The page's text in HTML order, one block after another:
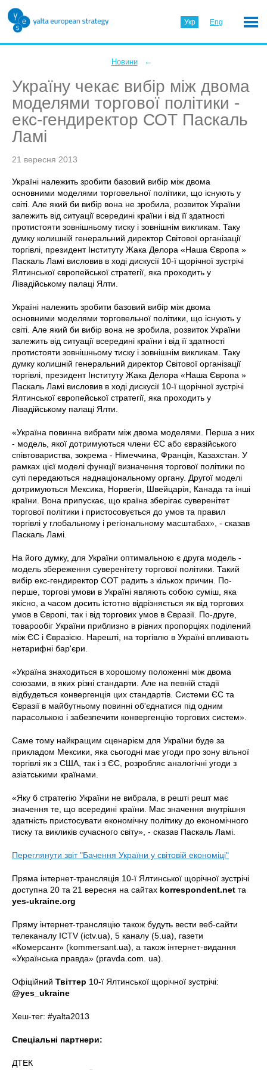
Укр Eng
Новини ←
Україну чекає вибір між двома
моделями торгової політики -
екс-гендиректор СОТ Паскаль
Ламі
21 вересня 2013
Україні належить зробити базовий вибір між двома
основними моделями торговельної політики, що існують у
світі. Але який би вибір вона не зробила, розвиток України
залежить від ситуації всередині країни і від її здатності
протистояти зовнішньому тиску і зовнішнім викликам. Таку
думку колишній генеральний директор Світової організації
торгівлі, президент Інституту Жака Делора «Наша Європа »
Паскаль Ламі висловив в ході дискусії 10-ї щорічної зустрічі
Ялтинської європейської стратегії, яка проходить у
Лівадійському палаці Ялти.
Україні належить зробити базовий вибір між двома
основними моделями торговельної політики, що існують у
світі. Але який би вибір вона не зробила, розвиток України
залежить від ситуації всередині країни і від її здатності
протистояти зовнішньому тиску і зовнішнім викликам. Таку
думку колишній генеральний директор Світової організації
торгівлі, президент Інституту Жака Делора «Наша Європа »
Паскаль Ламі висловив в ході дискусії 10-ї щорічної зустрічі
Ялтинської європейської стратегії, яка проходить у
Лівадійському палаці Ялти.
«Україна повинна вибрати між двома моделями. Перша з них
- модель, якої дотримуються члени ЄС або євразійського
співтовариства, зокрема - Німеччина, Франція, Казахстан. У
рамках цієї моделі функції визначення торгової політики по
суті передаються наднаціональному органу. Другої моделі
дотримуються Мексика, Норвегія, Швейцарія, Канада та інші
країни. Вона припускає, що країна зберігає суверенітет
торгової політики і пристосовується до умов та правил
торгівлі у глобальному і регіональному масштабах», - сказав
Паскаль Ламі.
На його думку, для України оптимальною є друга модель -
модель збереження суверенітету торгової політики. Такий
вибір екс-гендиректор СОТ радить з кількох причин. По-
перше, торгові умови в Україні являють собою суміш, яка
якісно, а часом досить істотно відрізняється як від торгових
умов в Європі, так і від торгових умов в Євразії. По-друге,
товарообіг України приблизно в рівних пропорціях поділений
між ЄС і Євразією. Нарешті, на торгівлю в Україні впливають
нетарифні бар'єри.
«Україна знаходиться в хорошому положенні між двома
союзами, в яких різні стандарти. Але на певній стадії
відбудеться конвергенція цих стандартів. Системи ЄС та
Євразії в майбутньому повинні об'єднатися під одним
парасолькою і забезпечити конвергенцію торгових систем».
Саме тому найкращим сценарієм для України буде за
прикладом Мексики, яка сьогодні має угоди про зону вільної
торгівлі як з США, так і з ЄС, розробляє аналогічні угоди з
азіатськими країнами.
«Яку б стратегію України не вибрала, в решті решт має
значення те, що всередині країни. Має значення внутрішня
здатність пристосувати економічну політику до економічного
тиску та викликів сучасного світу», - сказав Паскаль Ламі.
Переглянути звіт "Бачення України у світовій економіці"
Пряма інтернет-трансляція 10-ї Ялтинської щорічної зустрічі
доступна 20 та 21 вересня на сайтах korrespondent.net та
yes-ukraine.org
Пряму інтернет-трансляцію також будуть вести веб-сайти
телеканалу ICTV (ictv.ua), 5 каналу (5.ua), газети
«Комерсант» (kommersant.ua), а також інтернет-видання
«Українська правда» (pravda.com. ua).
Офіційний Твіттер 10-ї Ялтинської щорічної зустрічі:
@yes_ukraine
Хеш-тег: #yalta2013
Спеціальні партнери:
ДТЕК